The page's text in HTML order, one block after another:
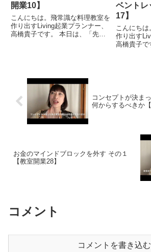
開業10】
こんにちは。飛常識な料理教室を
作り出すLiving起業プランナー、
高橋貴子です。 本日は、「先生
ベントレ
17】
こんにち
作り出す
高橋貴子で
コンセプトが決ま
何からするべきか【
お金のマインドブロックを外す その１
【教室開業28】
コメント
コメントを書き込む